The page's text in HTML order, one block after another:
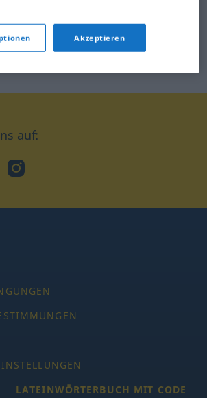
auf:
Instagram
LATEINWÖRTERBUCH MIT CODE
Akzeptieren